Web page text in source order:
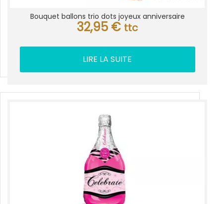
Bouquet ballons trio dots joyeux anniversaire
32,95 € ttc
LIRE LA SUITE